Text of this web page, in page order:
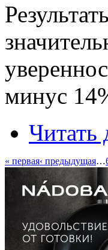
минус
Читать
« первая‹ предыдущая…